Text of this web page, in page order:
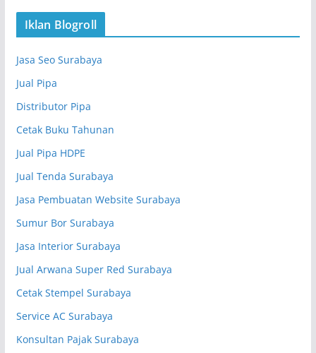
Iklan Blogroll
Jasa Seo Surabaya
Jual Pipa
Distributor Pipa
Cetak Buku Tahunan
Jual Pipa HDPE
Jual Tenda Surabaya
Jasa Pembuatan Website Surabaya
Sumur Bor Surabaya
Jasa Interior Surabaya
Jual Arwana Super Red Surabaya
Cetak Stempel Surabaya
Service AC Surabaya
Konsultan Pajak Surabaya